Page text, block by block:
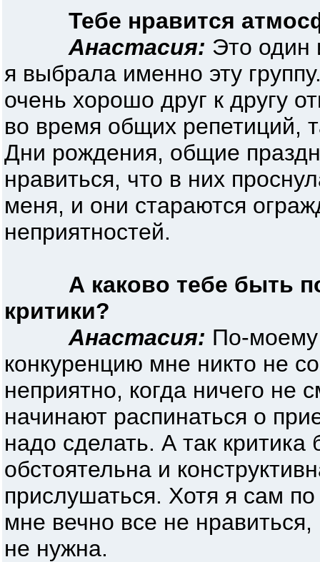
Тебе нравится
Анастасия: Это один
я выбрала именно эту
очень хорошо друг к другу
во время общих репетиций,
Дни рождения, общие
нравиться, что в них
меня, и они стараются
неприятностей.
А каково тебе быть
критики?
Анастасия: По-моему
конкуренцию мне никто не
неприятно, когда ничего
начинают распинаться о
надо сделать. А так критика
обстоятельна и
прислушаться. Хотя я сам
мне вечно все не
не нужна.